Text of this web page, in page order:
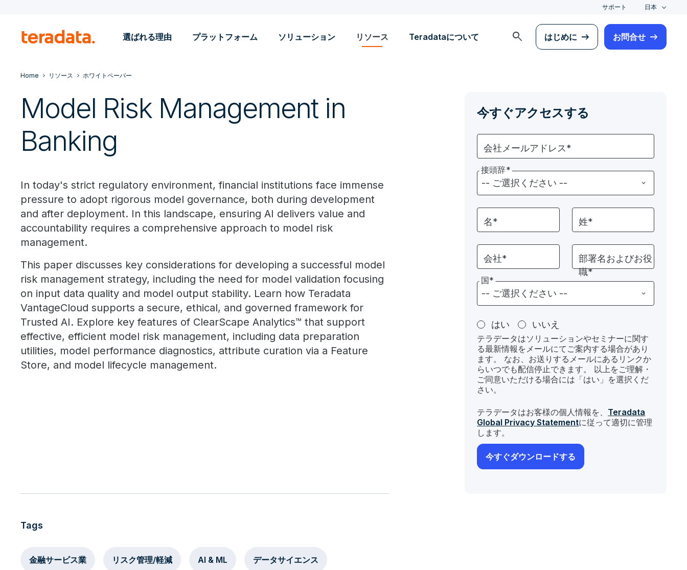
サポート 日本
選ばれる理由 プラットフォーム ソリューション リソース Teradataについて search はじめに お問合せ
Home リソース ホワイトペーパー
Model Risk Management in
Banking
In today's strict regulatory environment, financial institutions face immense
pressure to adopt rigorous model governance, both during development
and after deployment. In this landscape, ensuring AI delivers value and
accountability requires a comprehensive approach to model risk
management.
This paper discusses key considerations for developing a successful model
risk management strategy, including the need for model validation focusing
on input data quality and model output stability. Learn how Teradata
VantageCloud supports a secure, ethical, and governed framework for
Trusted AI. Explore key features of ClearScape Analytics™ that support
effective, efficient model risk management, including data preparation
utilities, model performance diagnostics, attribute curation via a Feature
Store, and model lifecycle management.
今すぐアクセスする
会社メールアドレス*
接頭辞*
名* 姓*
会社*
部署名およびお役
職*
国*
はい いいえ
テラデータはソリューションやセミナーに関す
る最新情報をメールにてご案内する場合があり
ます。 なお、お送りするメールにあるリンクか
らいつでも配信停止できます。 以上をご理解・
ご同意いただける場合には「はい」を選択くだ
さい。
テラデータはお客様の個人情報を、 Teradata
Global Privacy Statementに従って適切に管理
します。
Tags
金融サービス業 リスク管理/軽減 AI & ML データサイエンス